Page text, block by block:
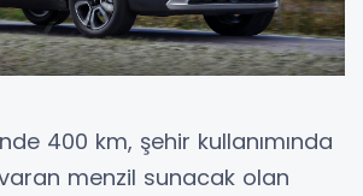
400 km, şehir kullanımında
menzil sunacak olan